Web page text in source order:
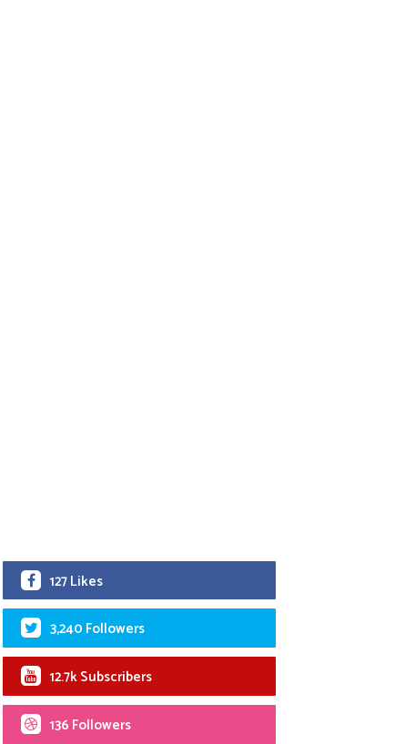
127 Likes
3,240 Followers
12.7k Subscribers
136 Followers